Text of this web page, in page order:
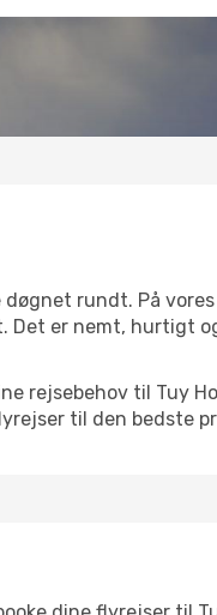
rundt. På
Det er nemt, hurtigt
rejsebehov til Tuy
til den bedste